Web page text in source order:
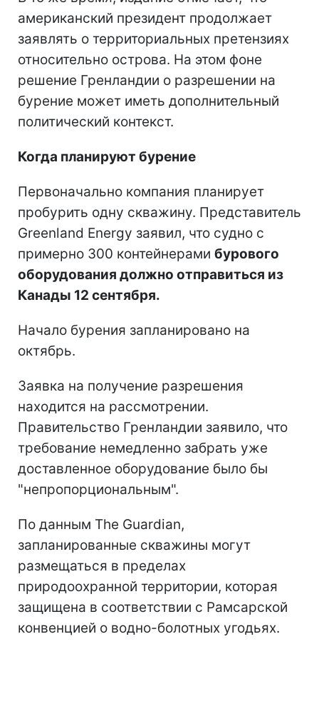
американский президент продолжает
заявлять о территориальных претензиях
относительно острова. На этом фоне
решение Гренландии о разрешении на
бурение может иметь дополнительный
политический контекст.
Когда планируют бурение
Первоначально компания планирует
пробурить одну скважину. Представитель
Greenland Energy заявил, что судно с
примерно 300 контейнерами бурового
оборудования должно отправиться из
Канады 12 сентября.
Начало бурения запланировано на
октябрь.
Заявка на получение разрешения
находится на рассмотрении.
Правительство Гренландии заявило, что
требование немедленно забрать уже
доставленное оборудование было бы
"непропорциональным".
По данным The Guardian,
запланированные скважины могут
размещаться в пределах
природоохранной территории, которая
защищена в соответствии с Рамсарской
конвенцией о водно-болотных угодьях.